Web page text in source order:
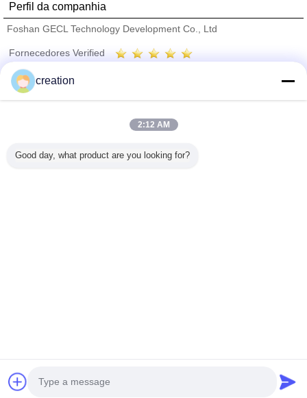
Perfil da companhia
Foshan GECL Technology Development Co., Ltd
Fornecedores Verified
Trust Seal
Todos os Produtos
Developed by
creation
2:12 AM
Good day, what product are you looking for?